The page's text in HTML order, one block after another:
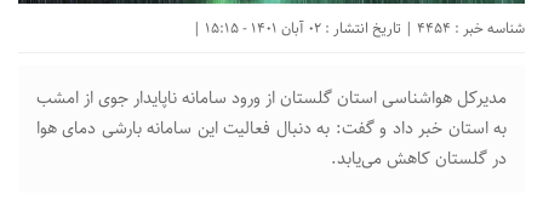
شناسه خبر : 4454 | تاریخ انتشار : 02 آبان 1401 - 15:15 |
مدیرکل هواشناسی استان گلستان از ورود سامانه ناپایدار جوی از امشب
به استان خبر داد و گفت: به دنبال فعالیت این سامانه بارشی دمای هوا
در گلستان کاهش می‌یابد.